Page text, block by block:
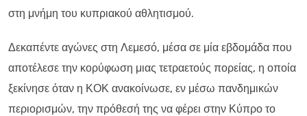
στη μνήμη του κυπριακού αθλητισμού.
Δεκαπέντε αγώνες στη Λεμεσό, μέσα σε μία εβδομάδα που
αποτέλεσε την κορύφωση μιας τετραετούς πορείας, η οποία
ξεκίνησε όταν η ΚΟΚ ανακοίνωσε, εν μέσω πανδημικών
περιορισμών, την πρόθεσή της να φέρει στην Κύπρο το